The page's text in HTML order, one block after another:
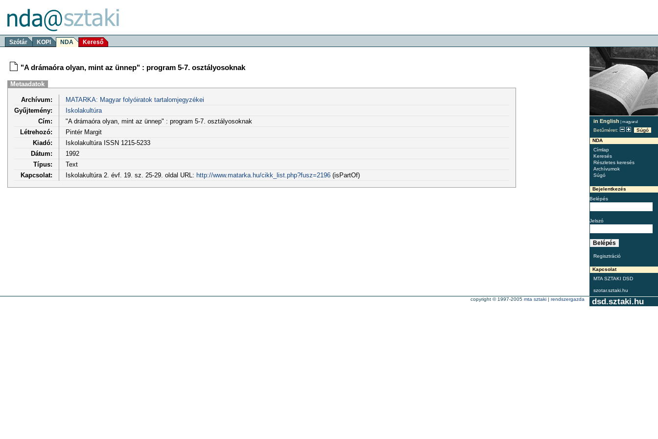
Szótár KOPI NDA Kereső
in English | magyarul
Betűméret:
Súgó
NDA
Címlap
Keresés
Részletes keresés
Archívumok
Súgó
Bejelentkezés
Belépés
Jelszó
Regisztráció
Kapcsolat
MTA SZTAKI DSD
szotar.sztaki.hu
"A drámaóra olyan, mint az ünnep" : program 5-7. osztályosoknak
Metaadatok
Archívum:
MATARKA: Magyar folyóiratok tartalomjegyzékei
Gyűjtemény:
Iskolakultúra
Cím:
"A drámaóra olyan, mint az ünnep" : program 5-7. osztályosoknak
Létrehozó:
Pintér Margit
Kiadó:
Iskolakultúra ISSN 1215-5233
Dátum:
1992
Típus:
Text
Kapcsolat:
Iskolakultúra 2. évf. 19. sz. 25-29. oldal URL: http://www.matarka.hu/cikk_list.php?fusz=2196(isPartOf)
dsd.sztaki.hu
copyright © 1997-2005 mta sztaki | rendszergazda